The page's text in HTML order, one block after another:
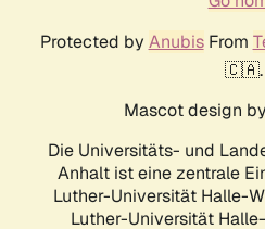
Protected by AnubisFrom
🇨🇦.
Mascot design by
Die Universitäts- und
Anhalt ist eine zentrale
Luther-Universität Halle-
Luther-Universität